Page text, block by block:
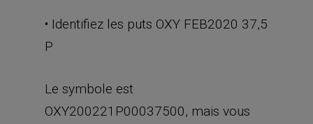
• Identifiez les puts OXY FEB2020 37,5
P
Le symbole est
OXY200221P00037500, mais vous